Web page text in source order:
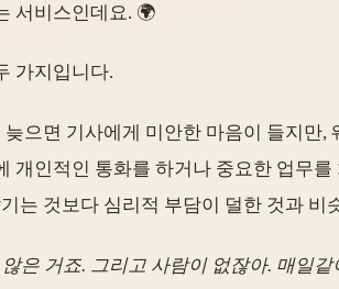
서비스인데요. 🌍
가지입니다.
으면 기사에게 미안한 마음이 들지만
개인적인 통화를 하거나 중요한 업무
는 것보다 심리적 부담이 덜한 것과 비
은 거죠. 그리고 사람이 없잖아. 매일